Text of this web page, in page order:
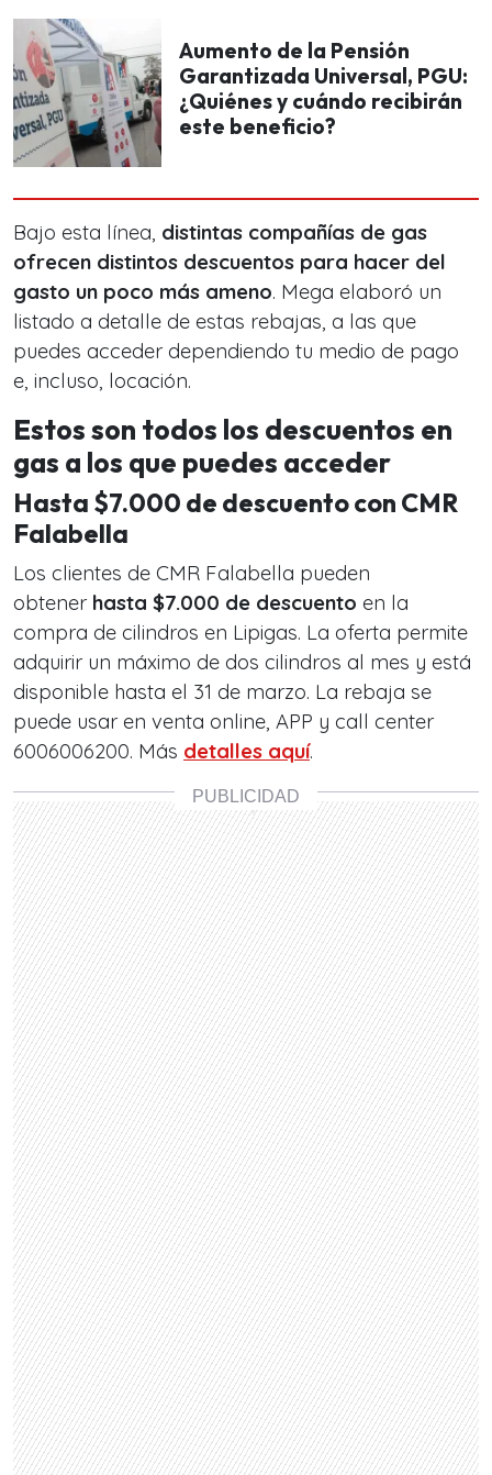
Aumento de la Pensión
Garantizada Universal, PGU:
¿Quiénes y cuándo recibirán
este beneficio?
Bajo esta línea, distintas compañías de gas
ofrecen distintos descuentos para hacer del
gasto un poco más ameno. Mega elaboró un
listado a detalle de estas rebajas, a las que
puedes acceder dependiendo tu medio de pago
e, incluso, locación.
Estos son todos los descuentos en
gas a los que puedes acceder
Hasta $7.000 de descuento con CMR
Falabella
Los clientes de CMR Falabella pueden
obtener hasta $7.000 de descuento en la
compra de cilindros en Lipigas. La oferta permite
adquirir un máximo de dos cilindros al mes y está
disponible hasta el 31 de marzo. La rebaja se
puede usar en venta online, APP y call center
6006006200. Más detalles aquí.